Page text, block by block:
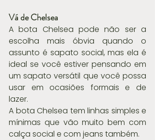
Vá de Chelsea
A bota Chelsea pode não ser a
escolha mais óbvia quando o
assunto é sapato social, mas ela é
ideal se você estiver pensando em
um sapato versátil que você possa
usar em ocasiões formais e de
lazer.
A bota Chelsea tem linhas simples e
mínimas que vão muito bem com
calça social e com jeans também.